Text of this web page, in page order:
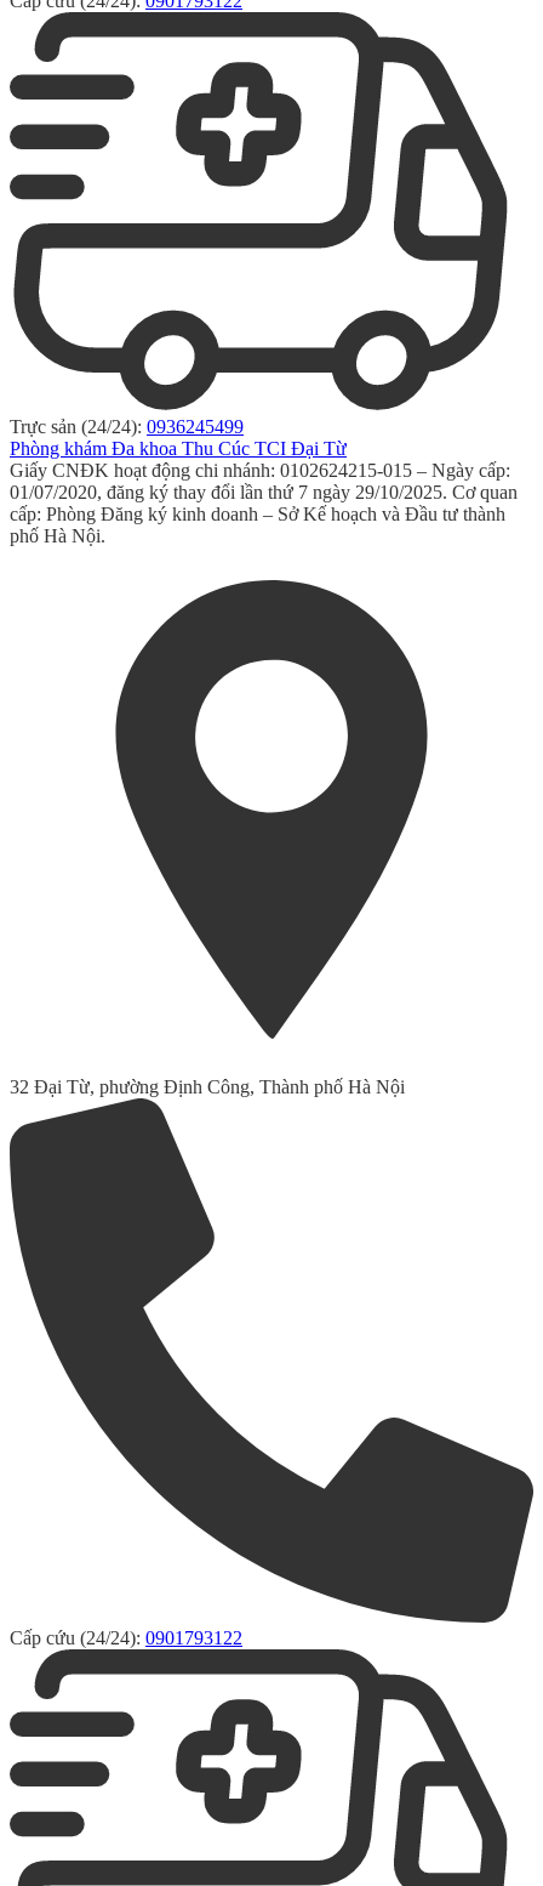
Trực sản (24/24): 0936245499
Phòng khám Đa khoa Thu Cúc TCI Đại Từ
Giấy CNĐK hoạt động chi nhánh: 0102624215-015 – Ngày cấp:
01/07/2020, đăng ký thay đổi lần thứ 7 ngày 29/10/2025. Cơ quan
cấp: Phòng Đăng ký kinh doanh – Sở Kế hoạch và Đầu tư thành
phố Hà Nội.
32 Đại Từ, phường Định Công, Thành phố Hà Nội
Cấp cứu (24/24): 0901793122